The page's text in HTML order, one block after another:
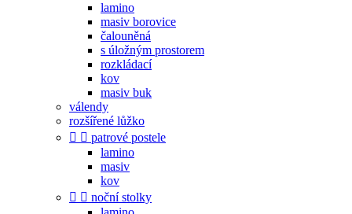
lamino
masiv borovice
čalouněná
s úložným prostorem
rozkládací
kov
masiv buk
válendy
rozšířené lůžko
  patrové postele
lamino
masiv
kov
  noční stolky